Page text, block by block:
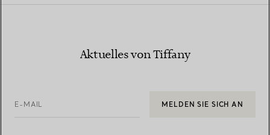
Aktuelles von Tiffany
E-MAIL MELDEN SIE SICH AN